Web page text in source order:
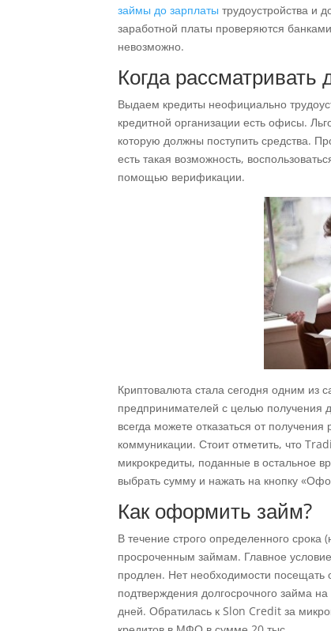
займы до зарплаты трудоустройства и
заработной платы проверяются
невозможно.
Когда
Выдаем кредиты неофициально
кредитной организации есть офисы.
которую должны поступить средства.
есть такая возможность,
помощью верификации.
Криптовалюта стала сегодня одним из
предпринимателей с целью получения
всегда можете отказаться от
коммуникации. Стоит отметить, что
микрокредиты, поданные в остальное
выбрать сумму и нажать на кнопку
Как оформить займ?
В течение строго определенного
просроченным займам. Главное
продлен. Нет необходимости
подтверждения долгосрочного займа на
дней. Обратилась к Slon Credit за